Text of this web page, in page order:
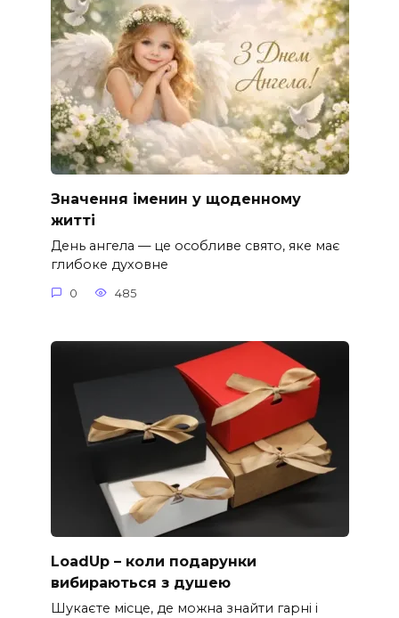
Значення іменин у щоденному
житті
День ангела — це особливе свято, яке має
глибоке духовне
0 485
LoadUp – коли подарунки
вибираються з душею
Шукаєте місце, де можна знайти гарні і